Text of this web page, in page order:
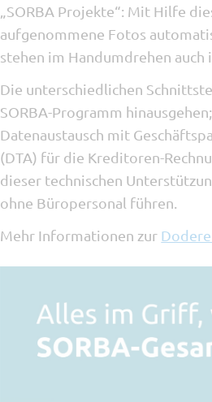
„SORBA Projekte“: Mit Hilfe
aufgenommene Fotos
stehen im Handumdrehen auch
Die unterschiedlichen
SORBA-Programm
Datenaustausch mit
(DTA) für die Kreditoren-
dieser technischen
ohne Büropersonal führen.
Mehr Informationen zur